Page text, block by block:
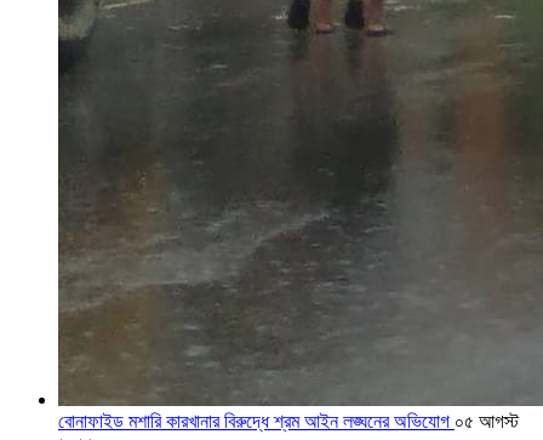
বোনাফাইড মশারি কারখানার বিরুদ্ধে শ্রম আইন লঙ্ঘনের অভিযোগ ০৫ আগস্ট